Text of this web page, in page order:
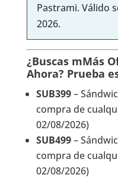
Pastrami. Válido
2026.
¿Buscas mMás
Ahora? Prueba
SUB399–
compra de
02/08/2026)
SUB499–
compra de
02/08/2026)